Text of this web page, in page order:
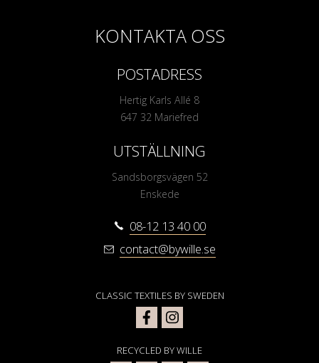
KONTAKTA OSS
POSTADRESS
Hertig Karls Allé 8
647 32 Mariefred
UTSTÄLLNING
Sandsborgsvägen 52
Enskede
08-12 13 40 00
contact@bywille.se
CLASSIC TEXTILES BY SWEDEN
RECYCLED BY WILLE